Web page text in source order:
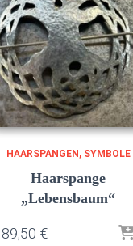
HAARSPANGEN SYMBOLE
Haarspange
„Lebensbaum“
89,50 €